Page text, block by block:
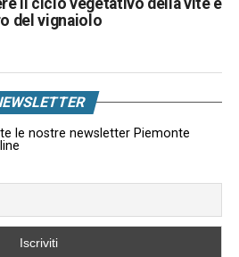
del vignaiolo
le nostre newsletter Piemonte